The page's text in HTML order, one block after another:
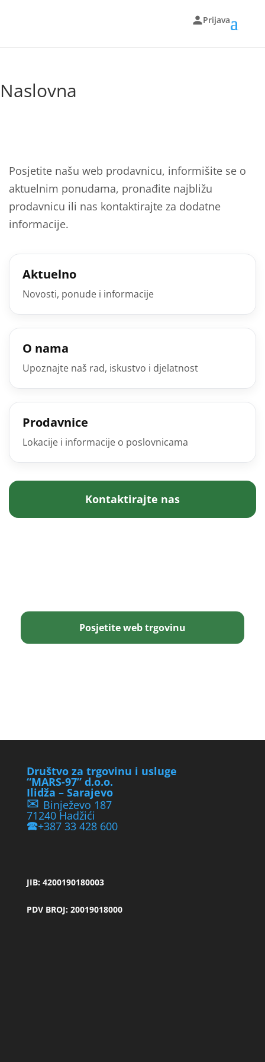
Prijava
Naslovna
Posjetite našu web prodavnicu, informišite se o
aktuelnim ponudama, pronađite najbližu
prodavnicu ili nas kontaktirajte za dodatne
informacije.
Aktuelno
Novosti, ponude i informacije
O nama
Upoznajte naš rad, iskustvo i djelatnost
Prodavnice
Lokacije i informacije o poslovnicama
Kontaktirajte nas
Posjetite web trgovinu
Društvo za trgovinu i usluge
“MARS-97” d.o.o.
Ilidža – Sarajevo
✉Binježevo 187
71240 Hadžići
🕿+387 33 428 600
JIB: 4200190180003
PDV BROJ: 20019018000